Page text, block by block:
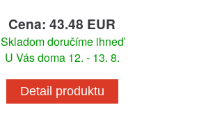
Cena: 43.48 EUR
Skladom doručíme ihneď
U Vás doma 12. - 13. 8.
Detail produktu